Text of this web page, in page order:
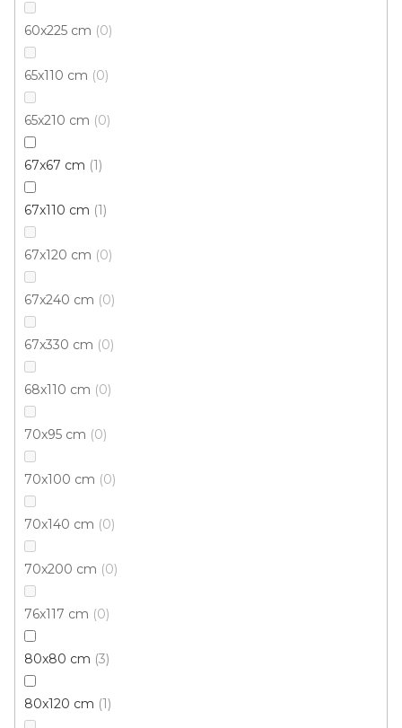
60x225 cm 0
65x110 cm 0
65x210 cm 0
67x67 cm 1
67x110 cm 1
67x120 cm 0
67x240 cm 0
67x330 cm 0
68x110 cm 0
70x95 cm 0
70x100 cm 0
70x140 cm 0
70x200 cm 0
76x117 cm 0
80x80 cm 3
80x120 cm 1
Skladem externě, odesíláme do 2-3 dnů
80x150 cm 120x170 cm